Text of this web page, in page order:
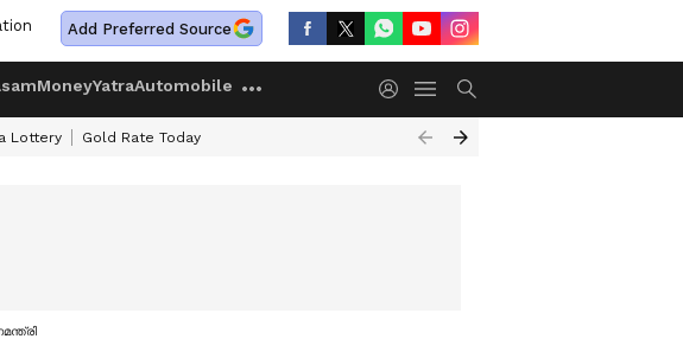
Add Preferred Source
MoneyYatraAutomobile
Lottery Gold Rate Today